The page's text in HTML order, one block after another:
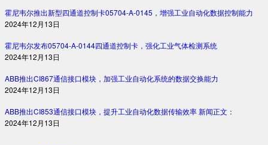
霍尼韦尔推出新型四通道控制卡05704-A-0145，增强工业自动化数据控制能力
2024年12月13日
霍尼韦尔发布05704-A-0144四通道控制卡，强化工业气体检测系统
2024年12月13日
ABB推出CI867通信接口模块，加强工业自动化系统的数据交换能力
2024年12月13日
ABB推出CI853通信接口模块，提升工业自动化数据传输效率 新闻正文：
2024年12月13日